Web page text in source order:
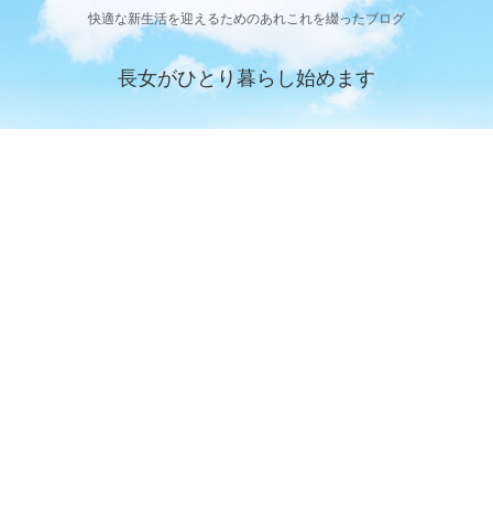
快適な新生活を迎えるためのあれこれを綴ったブログ
長女がひとり暮らし始めます